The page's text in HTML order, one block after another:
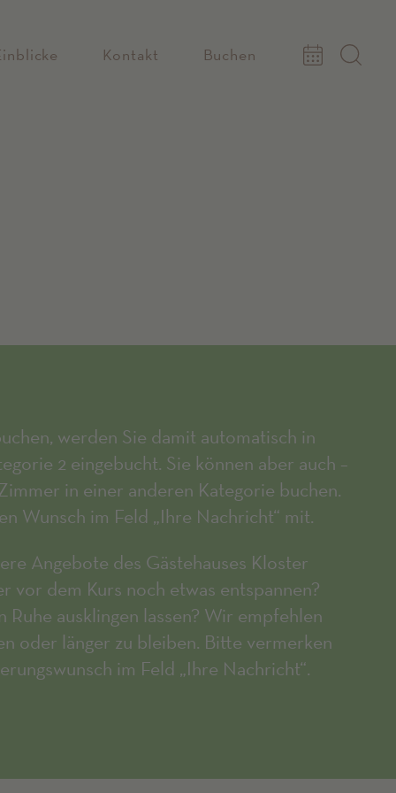
Kontakt Buchen
werden Sie damit automatisch in
2 eingebucht. Sie können aber auch –
in einer anderen Kategorie buchen.
Wunsch im Feld „Ihre Nachricht“ mit.
Angebote des Gästehauses Kloster
vor dem Kurs noch etwas entspannen?
Ruhe ausklingen lassen? Wir empfehlen
oder länger zu bleiben. Bitte vermerken
im Feld „Ihre Nachricht“.